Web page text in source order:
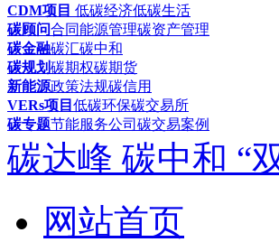
CDM项目 低碳经济低碳生活
碳顾问合同能源管理碳资产管理
碳金融碳汇碳中和
碳规划碳期权碳期货
新能源政策法规碳信用
VERs项目 低碳环保碳交易所
碳专题节能服务公司 碳交易案例
碳达峰 碳中和 “
网站首页